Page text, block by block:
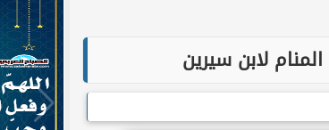
لابن سيرين